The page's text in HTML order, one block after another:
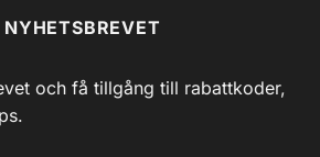
och få tillgång till rabattkoder,